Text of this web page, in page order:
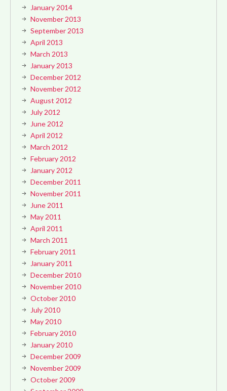
January 2014
November 2013
September 2013
April 2013
March 2013
January 2013
December 2012
November 2012
August 2012
July 2012
June 2012
April 2012
March 2012
February 2012
January 2012
December 2011
November 2011
June 2011
May 2011
April 2011
March 2011
February 2011
January 2011
December 2010
November 2010
October 2010
July 2010
May 2010
February 2010
January 2010
December 2009
November 2009
October 2009